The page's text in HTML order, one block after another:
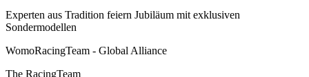
Experten aus Tradition feiern Jubiläum mit exklusiven
Sondermodellen
WomoRacingTeam - Global Alliance
The RacingTeam